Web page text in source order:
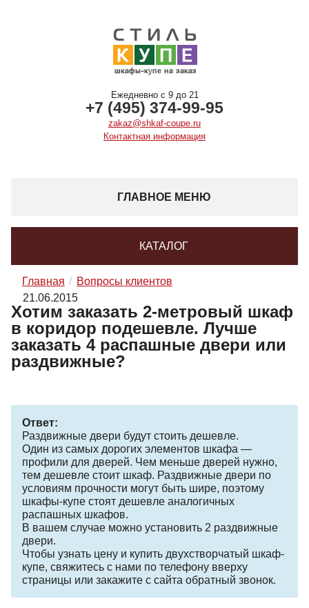
Ежедневно с 9 до 21
+7 (495) 374-99-95
zakaz@shkaf-coupe.ru
Контактная информация
ГЛАВНОЕ МЕНЮ
КАТАЛОГ
Главная
Вопросы клиентов
21.06.2015
Хотим заказать 2-метровый шкаф
в коридор подешевле. Лучше
заказать 4 распашные двери или
раздвижные?
Ответ:
Раздвижные двери будут стоить дешевле.
Один из самых дорогих элементов шкафа —
профили для дверей. Чем меньше дверей нужно,
тем дешевле стоит шкаф. Раздвижные двери по
условиям прочности могут быть шире, поэтому
шкафы-купе стоят дешевле аналогичных
распашных шкафов.
В вашем случае можно установить 2 раздвижные
двери.
Чтобы узнать цену и купить двухстворчатый шкаф-
купе, свяжитесь с нами по телефону вверху
страницы или закажите с сайта обратный звонок.